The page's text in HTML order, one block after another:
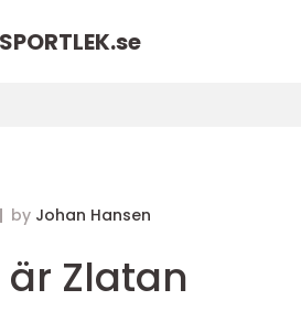
SPORTLEK.se
by Johan Hansen
Zlatan